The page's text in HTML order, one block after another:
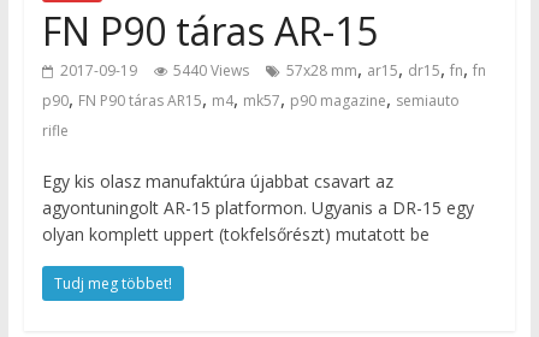
FN P90 táras AR-15
2017-09-19 5440 Views 57x28 mm, ar15, dr15, fn, fn
p90, FN P90 táras AR15, m4, mk57, p90 magazine, semiauto
rifle
Egy kis olasz manufaktúra újabbat csavart az
agyontuningolt AR-15 platformon. Ugyanis a DR-15 egy
olyan komplett uppert (tokfelsőrészt) mutatott be
Tudj meg többet!